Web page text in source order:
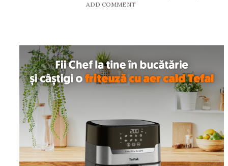
ADD COMMENT